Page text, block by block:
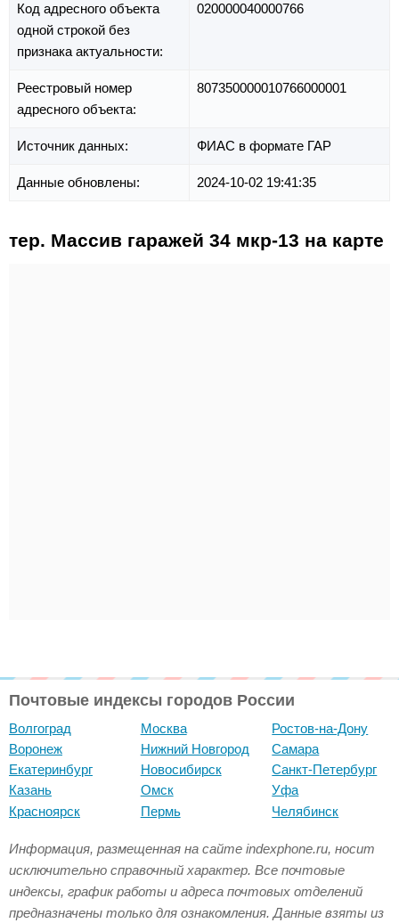
Код адресного объекта
одной строкой без
признака актуальности:
020000040000766
Реестровый номер
адресного объекта:
807350000010766000001
Источник данных: ФИАС в формате ГАР
Данные обновлены: 2024-10-02 19:41:35
тер. Массив гаражей 34 мкр-13 на карте
Почтовые индексы городов России
Волгоград
Воронеж
Екатеринбург
Казань
Красноярск
Москва
Нижний Новгород
Новосибирск
Омск
Пермь
Ростов-на-Дону
Самара
Санкт-Петербург
Уфа
Челябинск
Информация, размещенная на сайте indexphone.ru, носит
исключительно справочный характер. Все почтовые
индексы, график работы и адреса почтовых отделений
предназначены только для ознакомления. Данные взяты из